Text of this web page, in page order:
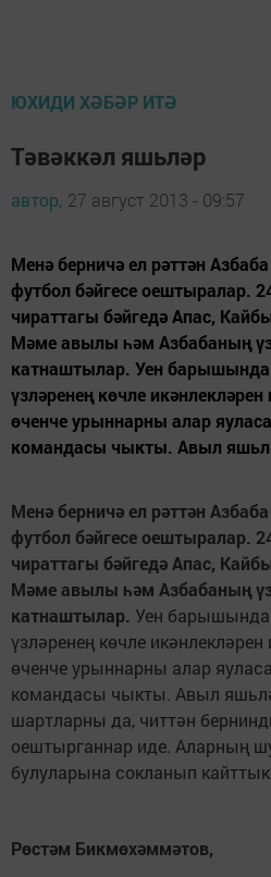
ЮХИДИ ХӘБӘР ИТӘ
Тәвәккәл яшьләр
автор, 27 август 2013 - 09:57
Менә берничә ел рәттән
футбол бәйгесе оештыралар.
чираттагы бәйгедә Апас,
Мәме авылы һәм Азбабаның
катнаштылар. Уен
үзләренең көчле
өченче урыннарны алар
командасы чыкты. Авыл
Менә берничә ел рәттән
футбол бәйгесе оештыралар.
чираттагы бәйгедә Апас,
Мәме авылы һәм Азбабаның
катнаштылар. Уен
үзләренең көчле
өченче урыннарны алар
командасы чыкты. Авыл
шартларны да, читтән
оештырганнар иде. Аларның
булуларына сокланып
Рөстәм Бикмөхәммәтов,